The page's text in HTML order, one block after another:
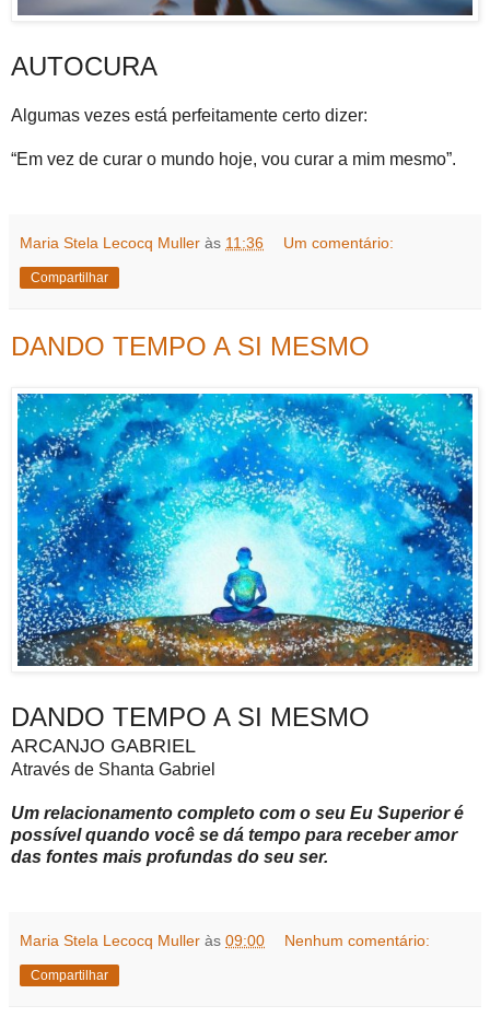
AUTOCURA
Algumas vezes está perfeitamente certo dizer:
“Em vez de curar o mundo hoje, vou curar a mim mesmo”.
Maria Stela Lecocq Muller às 11:36 Um comentário:
Compartilhar
DANDO TEMPO A SI MESMO
DANDO TEMPO A SI MESMO
ARCANJO GABRIEL
Através de Shanta Gabriel
Um relacionamento completo com o seu Eu Superior é
possível quando você se dá tempo para receber amor
das fontes mais profundas do seu ser.
Maria Stela Lecocq Muller às 09:00 Nenhum comentário:
Compartilhar